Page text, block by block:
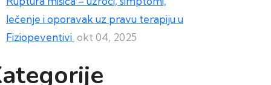
lečenje i oporavak uz pravu terapiju u
Fiziopeventivi okt 04, 2025